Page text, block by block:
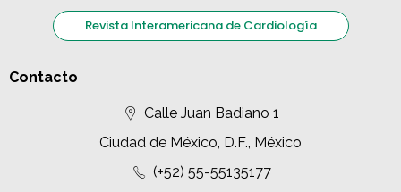
Revista Interamericana de Cardiología
Contacto
Calle Juan Badiano 1
Ciudad de México, D.F., México
(+52) 55-55135177